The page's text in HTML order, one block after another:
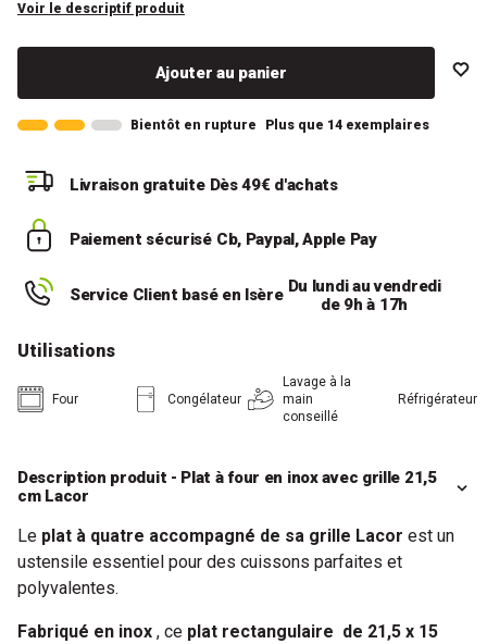
Voir le descriptif produit
Ajouter au panier
Bientôt en rupture Plus que 14 exemplaires
Livraison gratuite Dès 49€ d'achats
Paiement sécurisé Cb, Paypal, Apple Pay
Service Client basé en Isère Du lundi au vendredi
de 9h à 17h
Utilisations
Four Congélateur
Lavage à la
main
conseillé
Réfrigérateur
Description produit - Plat à four en inox avec grille 21,5
cm Lacor
Le plat à quatre accompagné de sa grille Lacor est un
ustensile essentiel pour des cuissons parfaites et
polyvalentes.
Fabriqué en inox , ce plat rectangulaire de 21,5 x 15